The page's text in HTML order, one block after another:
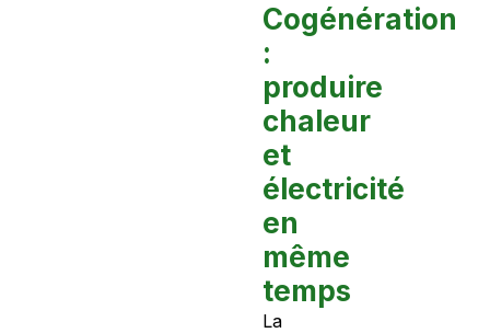
Cogénération
:
produire
chaleur
et
électricité
en
même
temps
La